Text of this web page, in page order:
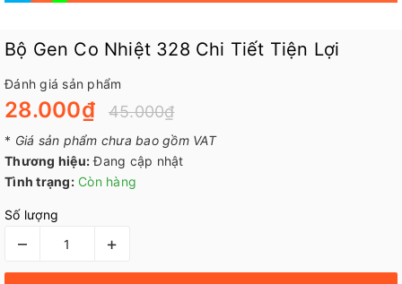
Bộ Gen Co Nhiệt 328 Chi Tiết Tiện Lợi
Đánh giá sản phẩm
28.000₫ 45.000₫
* Giá sản phẩm chưa bao gồm VAT
Thương hiệu: Đang cập nhật
Tình trạng: Còn hàng
Số lượng
– +